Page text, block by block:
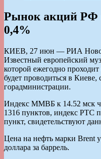
Рынок акций РФ
0,4%
КИЕВ, 27 июн — РИА
Известный европейский
которой ежегодно
будет проводиться в
горадминистрации.
Индекс ММВБ к 14.52 мск
1316 пунктов, индекс РТС
пункт, свидетельствуют
Цена на нефть марки Brent
доллара за баррель.